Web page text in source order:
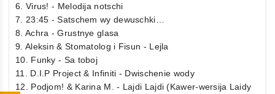
6. Virus! - Melodija notschi
7. 23:45 - Satschem wy dewuschki…
8. Achra - Grustnye glasa
9. Aleksin & Stomatolog i Fisun - Lejla
10. Funky - Sa toboj
11. D.I.P Project & Infiniti - Dwischenie wody
12. Podjom! & Karina M. - Lajdi Lajdi (Kawer-wersija Laidy